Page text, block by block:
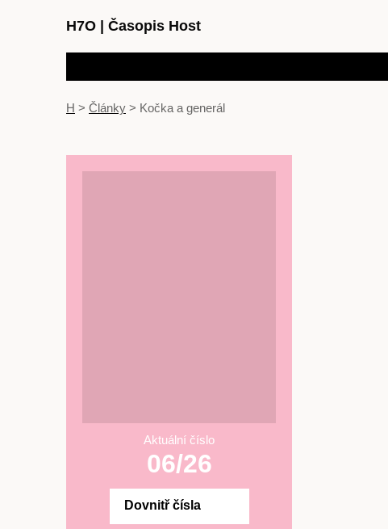
H7O Časopis Host
H > Články > Kočka a generál
Aktuální číslo
06/26
Dovnitř čísla